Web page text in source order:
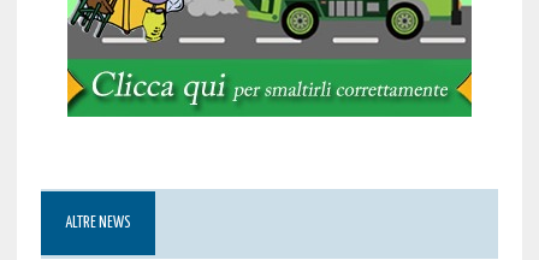
ALTRE NEWS